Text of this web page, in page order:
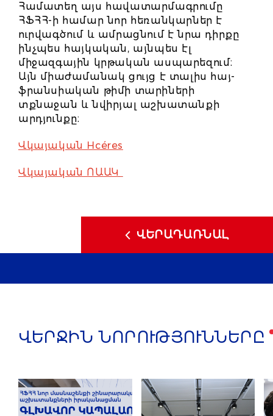
Համատեղ այս հավատարմագրումը
ՀՖՀՀ-ի համար նոր հեռանկարներ է
ուրվագծում և ամրացնում է նրա դիրքը
ինչպես հայկական, այնպես էլ
միջազգային կրթական ասպարեզում։
Այն միաժամանակ ցույց է տալիս հայ-
ֆրանսիական թիմի տարիների
տքնաջան և նվիրյալ աշխատանքի
արդյունքը։
Վկայական Hcéres
Վկայական ՈԱԱԿ
ՎԵՐԱԴԱՌՆԱԼ
ՎԵՐՋԻՆ ՆՈՐՈՒԹՅՈՒՆՆԵՐԸ